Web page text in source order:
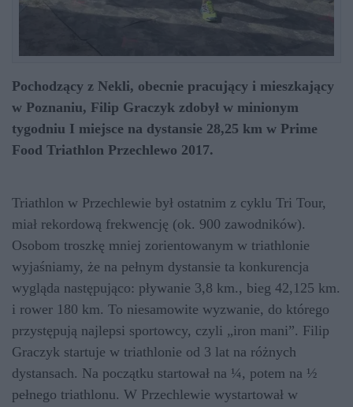
Pochodzący z Nekli, obecnie pracujący i mieszkający
w Poznaniu, Filip Graczyk zdobył w minionym
tygodniu I miejsce na dystansie 28,25 km w Prime
Food Triathlon Przechlewo 2017.
Triathlon w Przechlewie był ostatnim z cyklu Tri Tour,
miał rekordową frekwencję (ok. 900 zawodników).
Osobom troszkę mniej zorientowanym w triathlonie
wyjaśniamy, że na pełnym dystansie ta konkurencja
wygląda następująco: pływanie 3,8 km., bieg 42,125 km.
i rower 180 km. To niesamowite wyzwanie, do którego
przystępują najlepsi sportowcy, czyli „iron mani”. Filip
Graczyk startuje w triathlonie od 3 lat na różnych
dystansach. Na początku startował na ¼, potem na ½
pełnego triathlonu. W Przechlewie wystartował w